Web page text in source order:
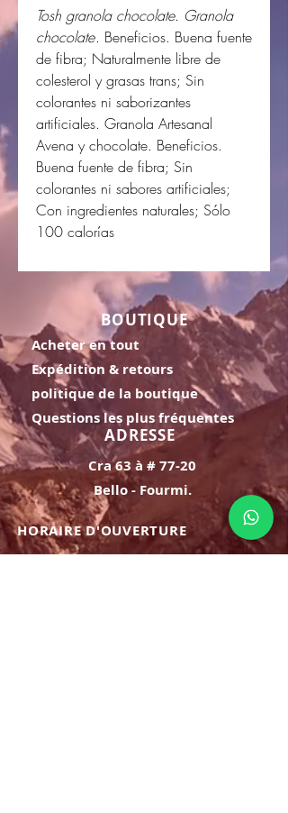
Tosh granola chocolate. Granola
chocolate. Beneficios. Buena fuente
de fibra; Naturalmente libre de
colesterol y grasas trans; Sin
colorantes ni saborizantes
artificiales. Granola Artesanal
Avena y chocolate. Beneficios.
Buena fuente de fibra; Sin
colorantes ni sabores artificiales;
Con ingredientes naturales; Sólo
100 calorías
BOUTIQUE
Acheter en tout
Expédition & retours
politique de la boutique
Questions les plus fréquentes
ADRESSE
Cra 63 à # 77-20
Bello - Fourmi.
HORAIRE D'OUVERTURE